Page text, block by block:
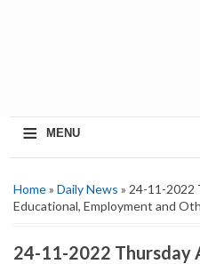
≡ MENU
Home» Daily News » 24-11-2022
Educational, Employment and
24-11-2022 Thursday